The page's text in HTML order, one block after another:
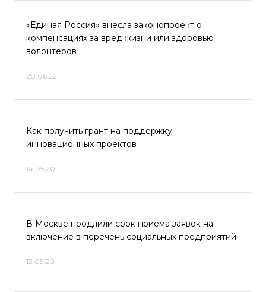
«Единая Россия» внесла законопроект о
компенсациях за вред жизни или здоровью
волонтёров
20.06.22
Как получить грант на поддержку
инновационных проектов
14.05.20
В Москве продлили срок приема заявок на
включение в перечень социальных предприятий
13.05.20